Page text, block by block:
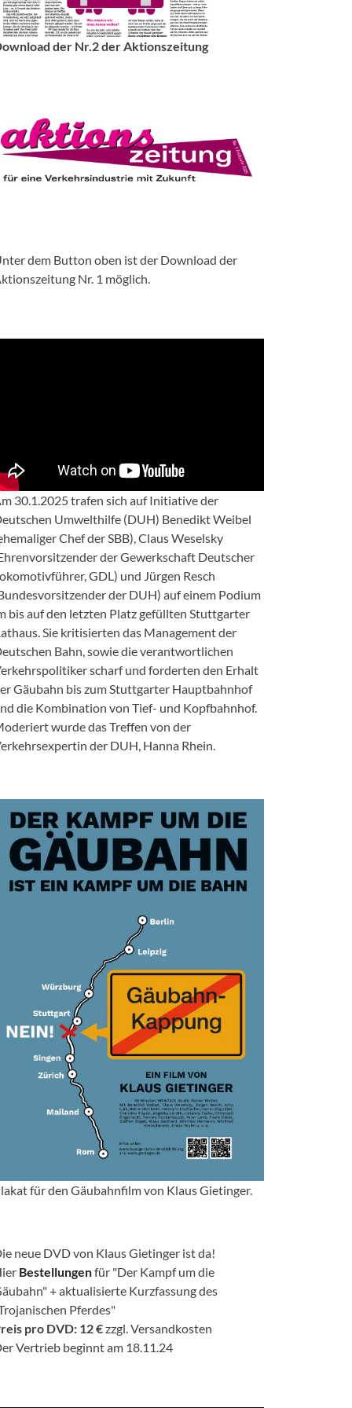
der Nr.2 der Aktionszeitung
dem Button oben ist der Download der
Nr. 1 möglich.
30.1.2025 trafen sich auf Initiative der
Umwelthilfe (DUH) Benedikt Weibel
Chef der SBB), Claus Weselsky
der Gewerkschaft Deutscher
GDL) und Jürgen Resch
der DUH) auf einem Podium
bis auf den letzten Platz gefüllten Stuttgarter
Sie kritisierten das Management der
Bahn, sowie die verantwortlichen
scharf und forderten den Erhalt
Gäubahn bis zum Stuttgarter Hauptbahnhof
die Kombination von Tief- und Kopfbahnhof.
wurde das Treffen von der
der DUH, Hanna Rhein.
für den Gäubahnfilm von Klaus Gietinger.
neue DVD von Klaus Gietinger ist da!
Bestellungenfür "Der Kampf um die
+ aktualisierte Kurzfassung des
Pferdes"
pro DVD: 12 €zzgl. Versandkosten
Vertrieb beginnt am 18.11.24